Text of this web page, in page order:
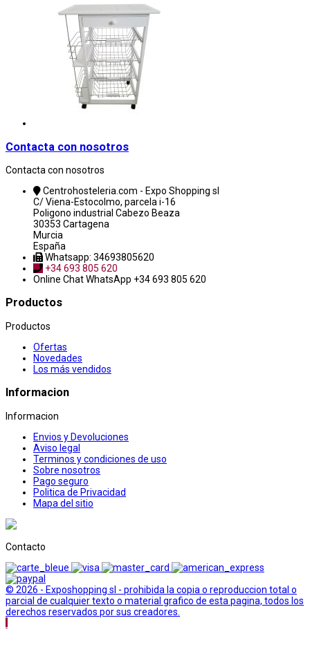
Contacta con nosotros
Contacta con nosotros
Centrohosteleria.com - Expo Shopping sl
C/ Viena-Estocolmo, parcela i-16
Poligono industrial Cabezo Beaza
30353 Cartagena
Murcia
España
Whatsapp: 34693805620
+34 693 805 620
Online ChatWhatsApp +34 693 805 620
Productos
Productos
Ofertas
Novedades
Los más vendidos
Informacion
Informacion
Envios y Devoluciones
Aviso legal
Terminos y condiciones de uso
Sobre nosotros
Pago seguro
Politica de Privacidad
Mapa del sitio
Contacto
© 2026 - Exposhopping sl - prohibida la copia o reproduccion total o
parcial de cualquier texto o material grafico de esta pagina, todos los
derechos reservados por sus creadores.